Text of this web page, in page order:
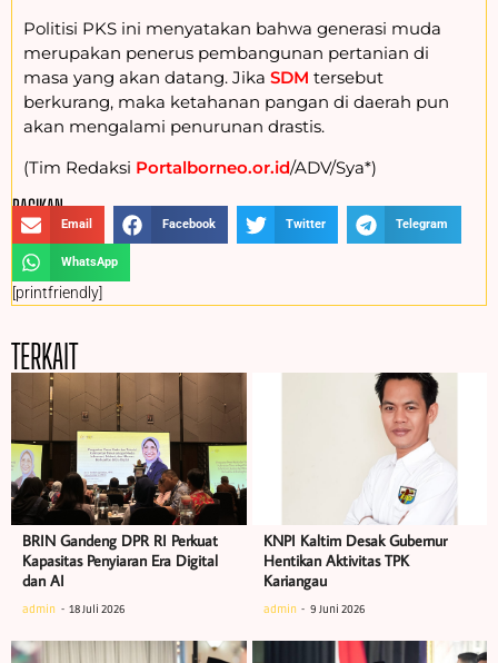
Politisi PKS ini menyatakan bahwa generasi muda
merupakan penerus pembangunan pertanian di
masa yang akan datang. Jika SDM tersebut
berkurang, maka ketahanan pangan di daerah pun
akan mengalami penurunan drastis.
(Tim Redaksi Portalborneo.or.id/ADV/Sya*)
BAGIKAN :
Email Facebook Twitter Telegram
WhatsApp
[printfriendly]
TERKAIT
BRIN Gandeng DPR RI Perkuat
Kapasitas Penyiaran Era Digital
dan AI
admin 18 Juli 2026
KNPI Kaltim Desak Gubernur
Hentikan Aktivitas TPK
Kariangau
admin 9 Juni 2026